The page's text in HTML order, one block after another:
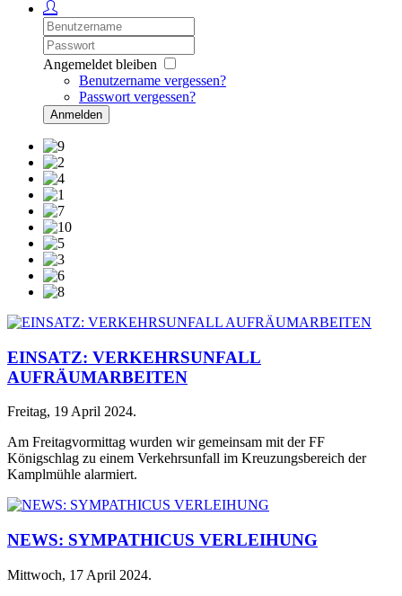
Angemeldet bleiben
Benutzername vergessen?
Passwort vergessen?
Anmelden
EINSATZ: VERKEHRSUNFALL
AUFRÄUMARBEITEN
Freitag, 19 April 2024.
Am Freitagvormittag wurden wir gemeinsam mit der FF
Königschlag zu einem Verkehrsunfall im Kreuzungsbereich der
Kamplmühle alarmiert.
NEWS: SYMPATHICUS VERLEIHUNG
Mittwoch, 17 April 2024.